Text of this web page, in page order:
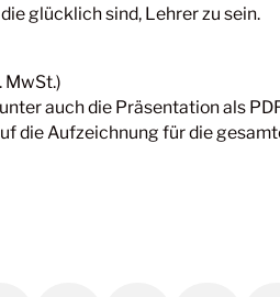
glücklich sind, Lehrer zu sein.
MwSt.)
auch die Präsentation als
die Aufzeichnung für die